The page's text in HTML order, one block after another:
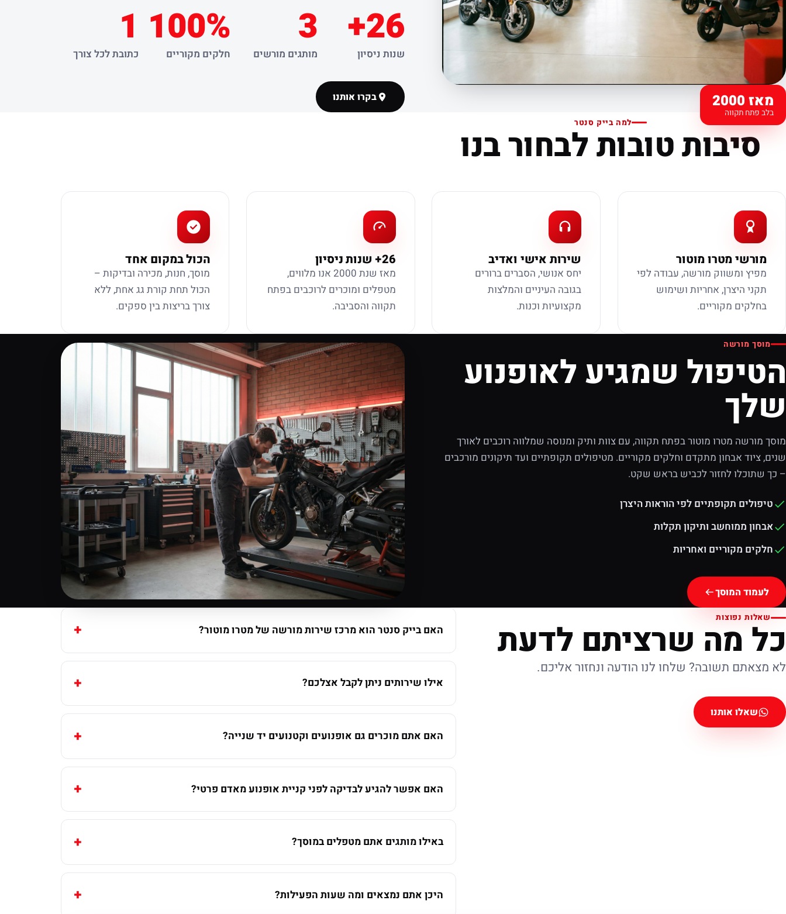
מאז 2000
בלב פתח תקווה
26+
שנות ניסיון
3
מותגים מורשים
100%
חלקים מקוריים
1
כתובת לכל צורך
בקרו אותנו
למה בייק סנטר
סיבות טובות לבחור בנו
מורשי מטרו מוטור
מפיץ ומשווק מורשה, עבודה לפי
תקני היצרן, אחריות ושימוש
בחלקים מקוריים.
שירות אישי ואדיב
יחס אנושי, הסברים ברורים
בגובה העיניים והמלצות
מקצועיות וכנות.
26+ שנות ניסיון
מאז שנת 2000 אנו מלווים,
מטפלים ומוכרים לרוכבים בפתח
תקווה והסביבה.
הכול במקום אחד
מוסך, חנות, מכירה ובדיקות –
הכול תחת קורת גג אחת, ללא
צורך בריצות בין ספקים.
מוסך מורשה
הטיפול שמגיע לאופנוע
שלך
מוסך מורשה מטרו מוטור בפתח תקווה, עם צוות ותיק ומנוסה שמלווה רוכבים לאורך
שנים, ציוד אבחון מתקדם וחלקים מקוריים. מטיפולים תקופתיים ועד תיקונים מורכבים
– כך שתוכלו לחזור לכביש בראש שקט.
טיפולים תקופתיים לפי הוראות היצרן
אבחון ממוחשב ותיקון תקלות
חלקים מקוריים ואחריות
לעמוד המוסך
שאלות נפוצות
כל מה שרציתם לדעת
לא מצאתם תשובה? שלחו לנו הודעה ונחזור אליכם.
שאלו אותנו
האם בייק סנטר הוא מרכז שירות מורשה של מטרו מוטור?
אילו שירותים ניתן לקבל אצלכם?
האם אתם מוכרים גם אופנועים וקטנועים יד שנייה?
האם אפשר להגיע לבדיקה לפני קניית אופנוע מאדם פרטי?
באילו מותגים אתם מטפלים במוסך?
היכן אתם נמצאים ומה שעות הפעילות?